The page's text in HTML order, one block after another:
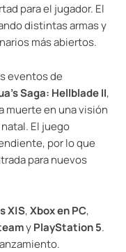
para el jugador. El
distintas armas y
más abiertos.
eventos de
Saga: Hellblade II,
muerte en una visión
El juego
por lo que
para nuevos
X|S,Xbox en PC,
yPlayStation 5.